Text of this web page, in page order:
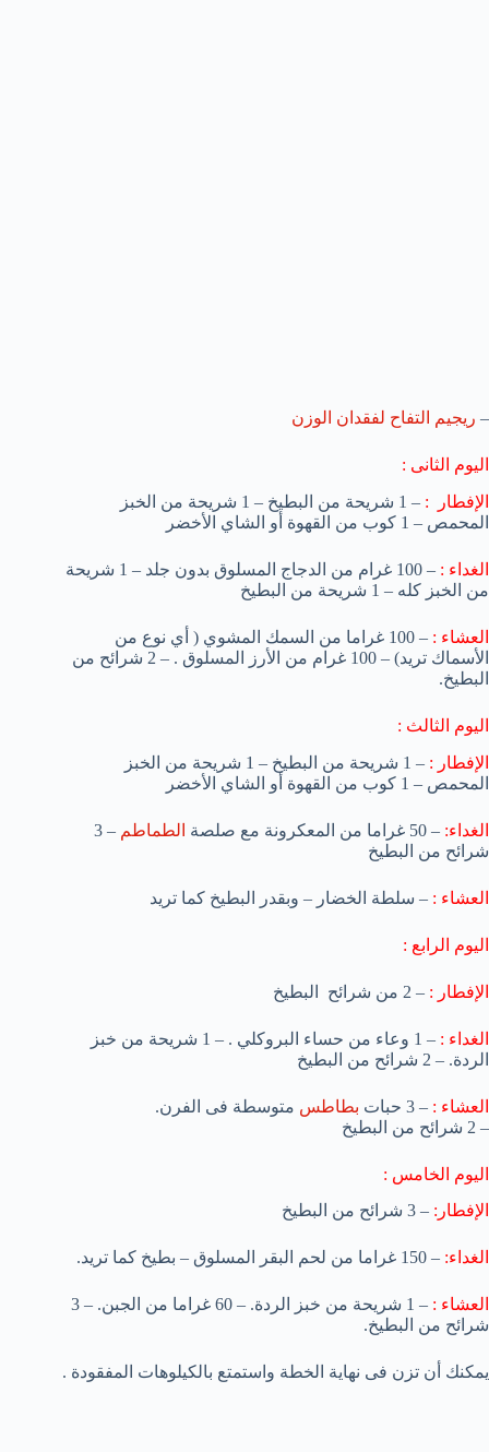
– ريجيم التفاح لفقدان الوزن
اليوم الثانى :
الإفطار : – 1 شريحة من البطيخ
– 1 شريحة من الخبز
المحمص – 1 كوب من القهوة أو الشاي الأخضر
الغداء : – 100 غرام من الدجاج المسلوق بدون جلد
– 1 شريحة
من الخبز كله – 1 شريحة من البطيخ
العشاء :
– 100 غراما من السمك المشوي ( أي نوع من
الأسماك تريد) – 100 غرام من الأرز المسلوق .
– 2 شرائح من
البطيخ.
اليوم الثالث :
الإفطار : – 1 شريحة من البطيخ
– 1 شريحة من الخبز
المحمص – 1 كوب من القهوة أو الشاي الأخضر
الغداء: – 50 غراما من المعكرونة مع صلصة الطماطم
– 3
شرائح من البطيخ
العشاء : – سلطة الخضار – وبقدر البطيخ كما تريد
اليوم الرابع :
الإفطار : – 2 من شرائح البطيخ
الغداء : – 1 وعاء من حساء البروكلي .
– 1 شريحة من خبز
الردة. – 2 شرائح من البطيخ
العشاء : – 3 حبات بطاطس متوسطة فى الفرن.
– 2 شرائح من البطيخ
اليوم الخامس :
الإفطار: – 3 شرائح من البطيخ
الغداء: – 150 غراما من لحم البقر المسلوق – بطيخ كما تريد.
العشاء : – 1 شريحة من خبز الردة. – 60 غراما من الجبن.
– 3
شرائح من البطيخ.
يمكنك أن تزن فى نهاية الخطة واستمتع بالكيلوهات المفقودة .